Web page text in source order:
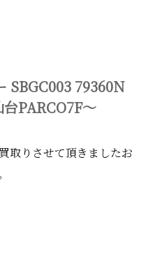
SBGC003 79360N
PARCO7F～
取りさせて頂きましたお